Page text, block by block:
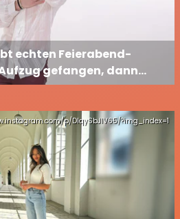
echten Feierabend-
gefangen, dann
p/DIqySbJIV65/?img_index=1